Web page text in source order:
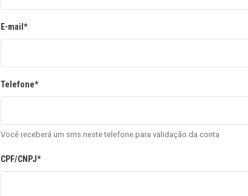
E-mail*
Telefone*
Você receberá um sms neste telefone para validação da conta
CPF/CNPJ*